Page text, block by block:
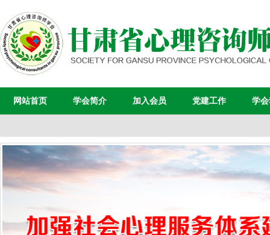
网站首页 学会简介 加入会员 党建工作 学